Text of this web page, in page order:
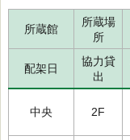
所蔵館
所蔵場
所
配架日
協力貸
出
中央 2F